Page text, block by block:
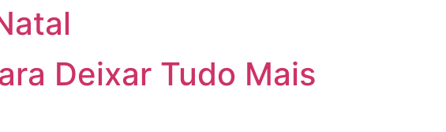
Deixar Tudo Mais